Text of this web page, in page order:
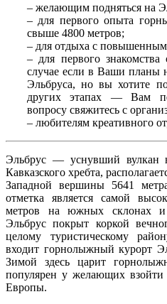
– желающим подняться на
– для первого опыта
свыше 4800 метров;
– для отдыха с
– для первого
случае если в Ваши планы
Эльбруса, но вы хотите
других этапах — Вам
вопросу свяжитесь с
– любителям креативного
Эльбрус — уснувший вулкан
Кавказского хребта,
Западной вершины 5641
отметка является самой
метров на южных склонах
Эльбрус покрыт коркой
целому туристическому
входит горнолыжный курорт
Зимой здесь царит
популярен у желающих
Европы.